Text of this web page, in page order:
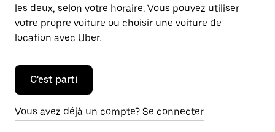
les deux, selon votre horaire. Vous pouvez utiliser
votre propre voiture ou choisir une voiture de
location avec Uber.
C'est parti
Vous avez déjà un compte? Se connecter